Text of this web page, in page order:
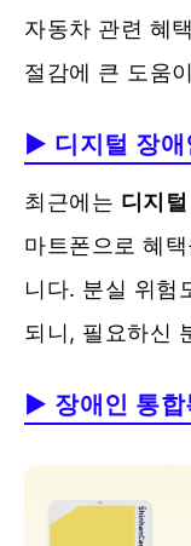
자동차 관련 혜
절감에 큰 도움
▶ 디지털 장애
최근에는 디지
마트폰으로 혜
니다. 분실 위험
되니, 필요하신
▶ 장애인 통